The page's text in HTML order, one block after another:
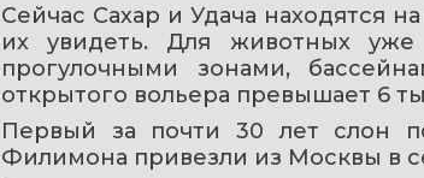
Сейчас Сахар и Удача находятся
их увидеть. Для животных
прогулочными зонами,
открытого вольера превышает 6
Первый за почти 30 лет слон
Филимона привезли из Москвы в